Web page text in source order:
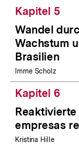
Kapitel 5
Wandel
Wachstum
Brasilien
Imme Scholz
Kapitel 6
empresas
Kristina Hille